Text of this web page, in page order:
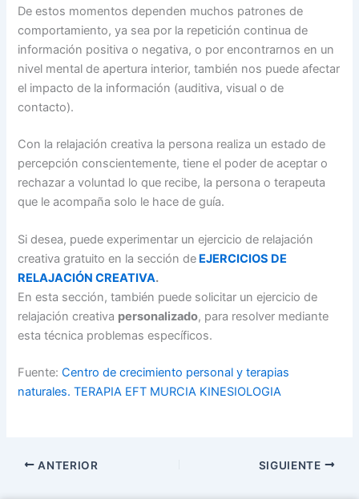
De estos momentos dependen muchos patrones de
comportamiento, ya sea por la repetición continua de
información positiva o negativa, o por encontrarnos en un
nivel mental de apertura interior, también nos puede afectar
el impacto de la información (auditiva, visual o de
contacto).
Con la relajación creativa la persona realiza un estado de
percepción conscientemente, tiene el poder de aceptar o
rechazar a voluntad lo que recibe, la persona o terapeuta
que le acompaña solo le hace de guía.
Si desea, puede experimentar un ejercicio de relajación
creativa gratuito en la sección de EJERCICIOS DE
RELAJACIÓN CREATIVA.
En esta sección, también puede solicitar un ejercicio de
relajación creativa personalizado, para resolver mediante
esta técnica problemas específicos.
Fuente:Centro de crecimiento personal y terapias
naturales. TERAPIA EFT MURCIA KINESIOLOGIA
ANTERIOR SIGUIENTE